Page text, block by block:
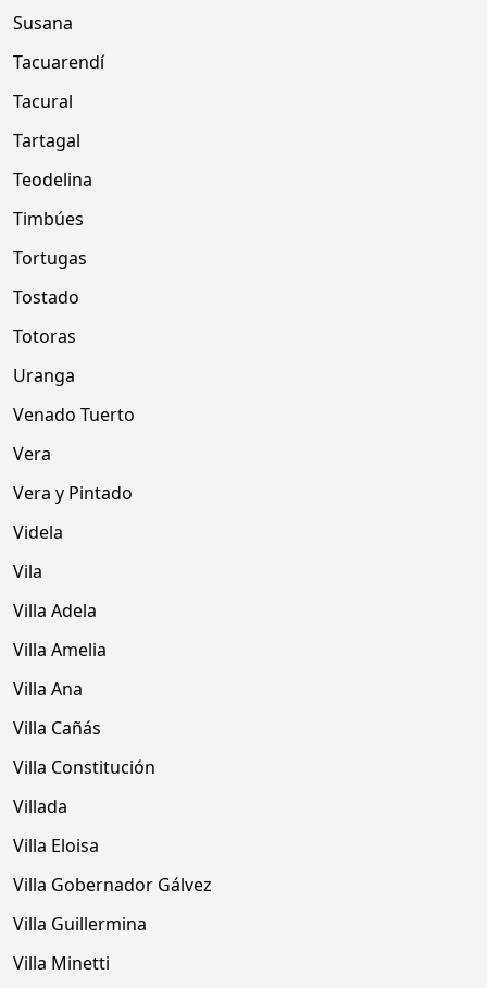
Susana
Tacuarendí
Tacural
Tartagal
Teodelina
Timbúes
Tortugas
Tostado
Totoras
Uranga
Venado Tuerto
Vera
Vera y Pintado
Videla
Vila
Villa Adela
Villa Amelia
Villa Ana
Villa Cañás
Villa Constitución
Villada
Villa Eloisa
Villa Gobernador Gálvez
Villa Guillermina
Villa Minetti